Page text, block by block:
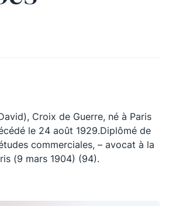
Croix de Guerre, né à Paris
le 24 août 1929.Diplômé de
commerciales, – avocat à la
(9 mars 1904) (94).